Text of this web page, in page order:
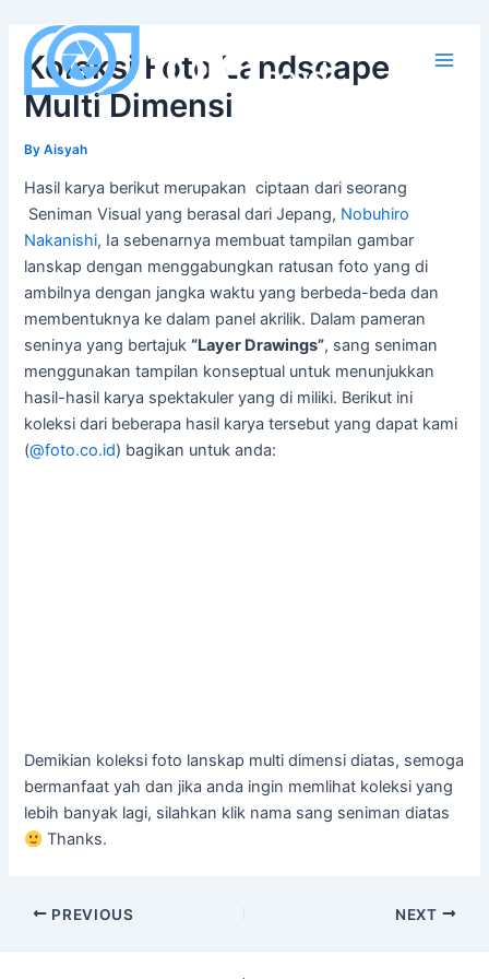
content
Koleksi Foto Landscape
Multi Dimensi
ByAisyah
Hasil karya berikut merupakan ciptaan dari seorang
Seniman Visual yang berasal dari Jepang, Nobuhiro
Nakanishi, Ia sebenarnya membuat tampilan gambar
lanskap dengan menggabungkan ratusan foto yang di
ambilnya dengan jangka waktu yang berbeda-beda dan
membentuknya ke dalam panel akrilik. Dalam pameran
seninya yang bertajuk“Layer Drawings”, sang seniman
menggunakan tampilan konseptual untuk menunjukkan
hasil-hasil karya spektakuler yang di miliki. Berikut ini
koleksi dari beberapa hasil karya tersebut yang dapat kami
(@foto.co.id) bagikan untuk anda:
Demikian koleksi foto lanskap multi dimensi diatas, semoga
bermanfaat yah dan jika anda ingin memlihat koleksi yang
lebih banyak lagi, silahkan klik nama sang seniman diatas
Thanks.
Post
PREVIOUS NEXT